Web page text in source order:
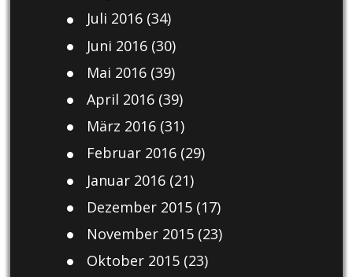
Juli 2016(34)
Juni 2016(30)
Mai 2016(39)
April 2016(39)
März 2016(31)
Februar 2016(29)
Januar 2016(21)
Dezember 2015(17)
November 2015(23)
Oktober 2015(23)